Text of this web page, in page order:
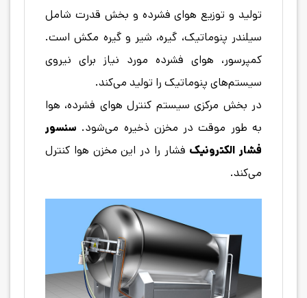
تولید و توزیع هوای فشرده و بخش قدرت شامل
سیلندر پنوماتیک، گیره، شیر و گیره مکش است.
کمپرسور، هوای فشرده مورد نیاز برای نیروی
سیستم‌های پنوماتیک را تولید می‌کند.
در بخش مرکزی سیستم کنترل هوای فشرده، هوا
به طور موقت در مخزن ذخیره می‌شود. سنسور
فشار الکترونیک فشار را در این مخزن هوا کنترل
می‌کند.